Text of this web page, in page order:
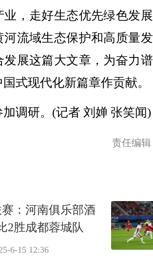
业，走好生态优先绿色发
河流域生态保护和高质量
发展这篇大文章，为奋力
式现代化新篇章作贡献。
研。(记者 刘婵 张笑闻)
责任编
赛：河南俱乐部酒
2胜成都蓉城队
6-15 12:36